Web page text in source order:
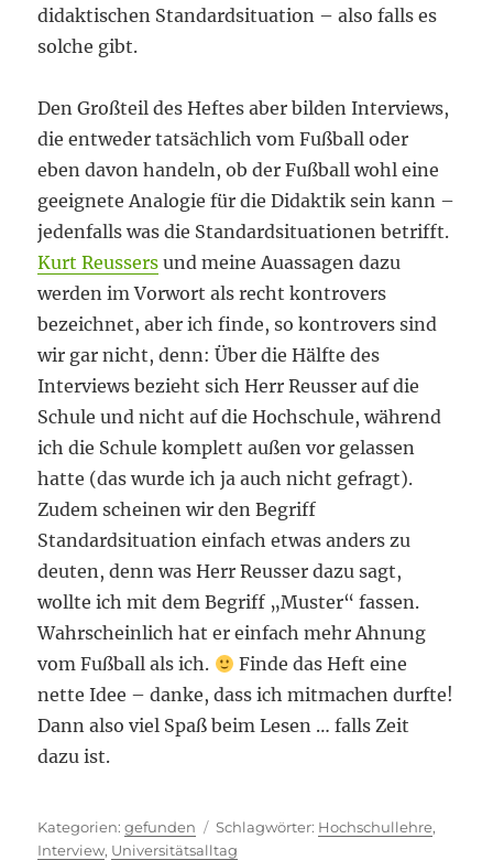
didaktischen Standardsituation – also falls es
solche gibt.
Den Großteil des Heftes aber bilden Interviews,
die entweder tatsächlich vom Fußball oder
eben davon handeln, ob der Fußball wohl eine
geeignete Analogie für die Didaktik sein kann –
jedenfalls was die Standardsituationen betrifft.
Kurt Reussers und meine Auassagen dazu
werden im Vorwort als recht kontrovers
bezeichnet, aber ich finde, so kontrovers sind
wir gar nicht, denn: Über die Hälfte des
Interviews bezieht sich Herr Reusser auf die
Schule und nicht auf die Hochschule, während
ich die Schule komplett außen vor gelassen
hatte (das wurde ich ja auch nicht gefragt).
Zudem scheinen wir den Begriff
Standardsituation einfach etwas anders zu
deuten, denn was Herr Reusser dazu sagt,
wollte ich mit dem Begriff „Muster“ fassen.
Wahrscheinlich hat er einfach mehr Ahnung
vom Fußball als ich.
Finde das Heft eine
nette Idee – danke, dass ich mitmachen durfte!
Dann also viel Spaß beim Lesen … falls Zeit
dazu ist.
Kategorien
gefunden Schlagwörter
Hochschullehre,
Interview, Universitätsalltag